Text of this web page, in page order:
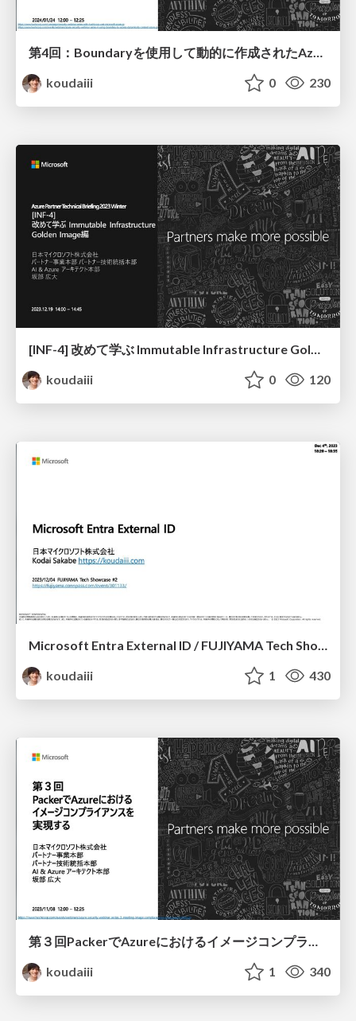
第4回：Boundaryを使用して動的に作成されたAzureリソースにアクセスする / Using Boundary to access dynamically created azure
koudaiii
0 230
koudaiii
0 120
Microsoft Entra External ID / FUJIYAMA Tech Showcase #fujishow
koudaiii
1 430
第３回 PackerでAzureにおける イメージコンプライアンスを実現する / HCP Packer + GitHub Actions on Azure
koudaiii
1 340